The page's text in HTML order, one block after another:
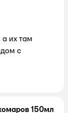
их там
с
150мл